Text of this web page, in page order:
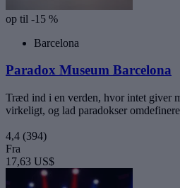
op til -15 %
Barcelona
Paradox Museum Barcelona
Træd ind i en verden, hvor intet giver
virkeligt, og lad paradokser
4,4 (394)
Fra
17,63 US$